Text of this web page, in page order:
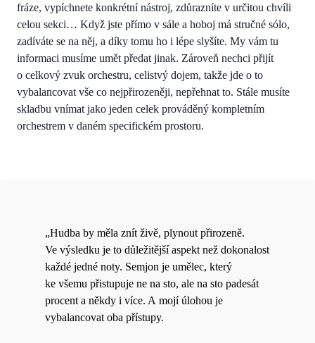
fráze, vypíchnete konkrétní nástroj, zdůrazníte v určitou chvíli
celou sekci… Když jste přímo v sále a hoboj má stručné sólo,
zadíváte se na něj, a díky tomu ho i lépe slyšíte. My vám tu
informaci musíme umět předat jinak. Zároveň nechci přijít
o celkový zvuk orchestru, celistvý dojem, takže jde o to
vybalancovat vše co nejpřirozeněji, nepřehnat to. Stále musíte
skladbu vnímat jako jeden celek prováděný kompletním
orchestrem v daném specifickém prostoru.
„Hudba by měla znít živě, plynout přirozeně.
Ve výsledku je to důležitější aspekt než dokonalost
každé jedné noty. Semjon je umělec, který
ke všemu přistupuje ne na sto, ale na sto padesát
procent a někdy i více. A mojí úlohou je
vybalancovat oba přístupy.